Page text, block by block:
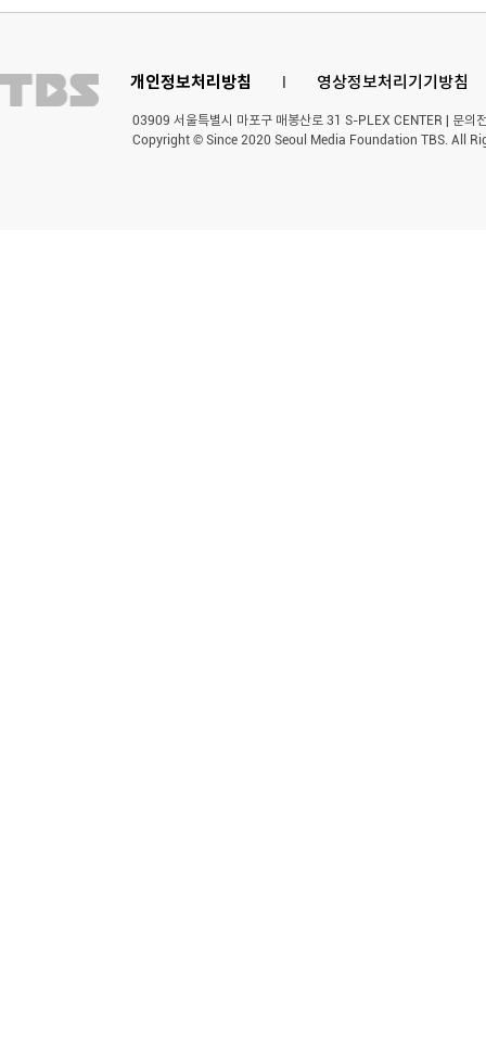
개인정보처리방침 l 영상정보처리기기방침
03909 서울특별시 마포구 매봉산로 31 S-PLEX CENTER | 문
Copyright © Since 2020 Seoul Media Foundation TBS. All